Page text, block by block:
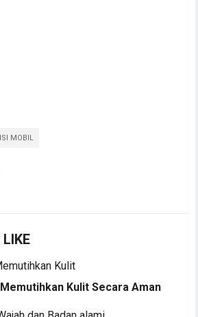
MOBIL
Kulit Secara Aman